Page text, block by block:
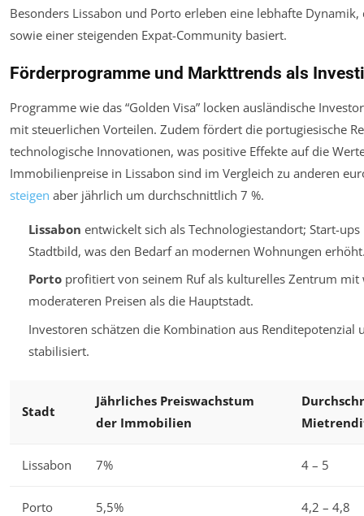
Besonders Lissabon und Porto erleben eine lebhafte
sowie einer steigenden Expat-Community basiert.
Förderprogramme und Markttrends als
Programme wie das “Golden Visa” locken ausländische
mit steuerlichen Vorteilen. Zudem fördert die portugiesische
technologische Innovationen, was positive Effekte auf die
Immobilienpreise in Lissabon sind im Vergleich zu anderen
steigen aber jährlich um durchschnittlich 7 %.
Lissabon entwickelt sich als Technologiestandort; Start-
Stadtbild, was den Bedarf an modernen Wohnungen
Portoprofitiert von seinem Ruf als kulturelles Zentrum mit
moderateren Preisen als die Hauptstadt.
Investoren schätzen die Kombination aus
stabilisiert.
Stadt
Jährliches Preiswachstum
der Immobilien
Lissabon 7% 4 – 5
Porto 5,5% 4,2 – 4,8